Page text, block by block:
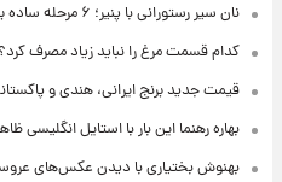
نان سیر رستورانی با پنیر؛ ۶ مرحله ساده برای یک نان پف‌دار و کش‌دار
کدام قسمت مرغ را نباید زیاد مصرف کرد؟
قیمت جدید برنج ایرانی، هندی و
بهاره رهنما این بار با استایل انگلیسی
بهنوش بختیاری با دیدن عکس‌های